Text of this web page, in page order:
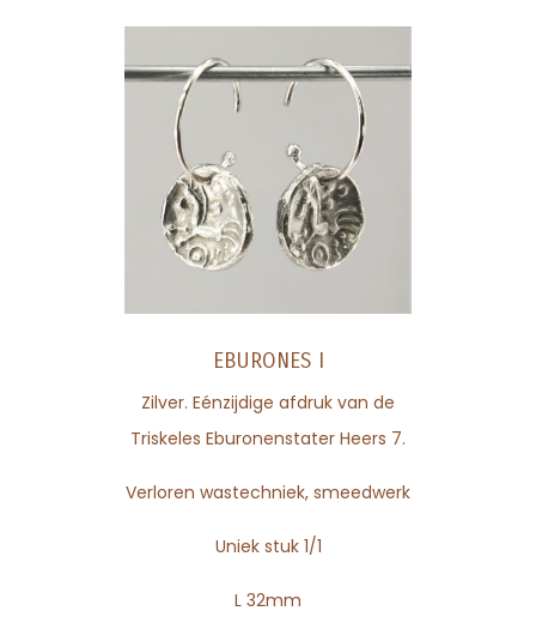
EBURONES I
Zilver. Eénzijdige afdruk van de
Triskeles Eburonenstater Heers 7.
Verloren wastechniek, smeedwerk
Uniek stuk 1/1
L 32mm